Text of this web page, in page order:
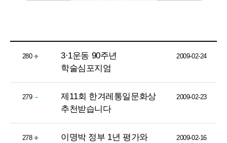
280
3·1운동 90주년
학술심포지엄
2009-02-24
279
제11회 한겨레통일문화상
추천받습니다
2009-02-23
278
이명박 정부 1년 평가와
2009-02-16